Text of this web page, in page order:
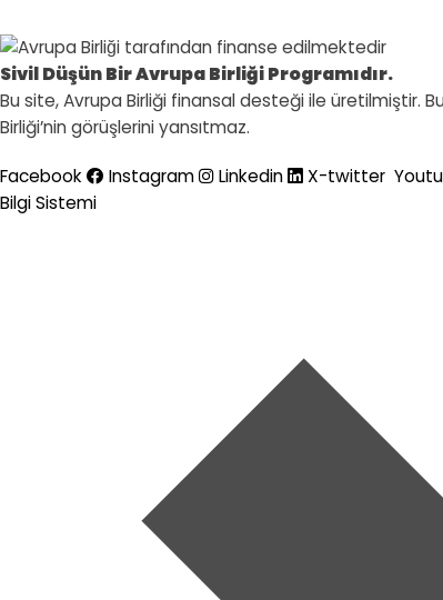
Sivil Düşün Bir Avrupa Birliği Programıdır.
Bu site, Avrupa Birliği finansal desteği ile üretilmiştir.
Birliği’nin görüşlerini yansıtmaz.
Facebook Instagram Linkedin X-twitter
Bilgi Sistemi